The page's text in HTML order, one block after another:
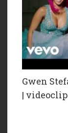
Gwen
| videoclip